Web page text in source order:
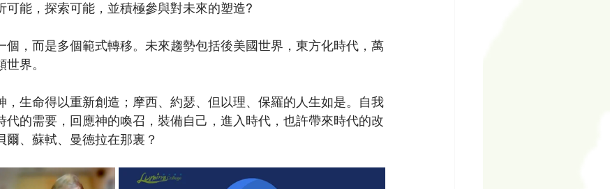
可能，探索可能，並積極參與對未來的塑造?
個，而是多個範式轉移。未來趨勢包括後美國世界，東方化時代，萬
界。
，生命得以重新創造；摩西、約瑟、但以理、保羅的人生如是。自我
代的需要，回應神的喚召，裝備自己，進入時代，也許帶來時代的改
、蘇軾、曼德拉在那裏？